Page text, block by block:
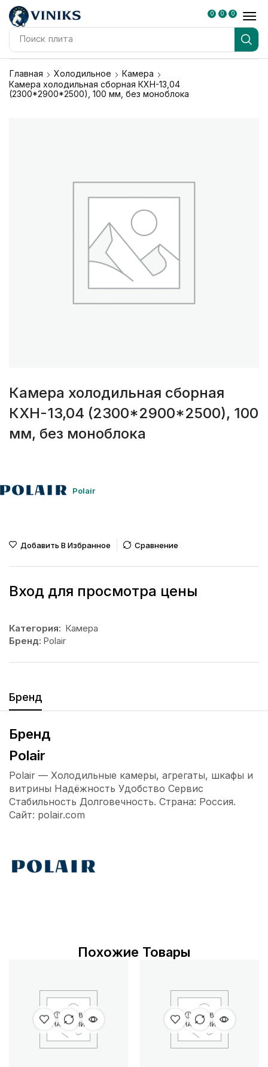
Поиск плита
0 0 0
Главная Холодильное
Камера
Камера холодильная сборная КХН-13,04
(2300*2900*2500), 100 мм, без моноблока
Камера холодильная сборная
КХН-13,04 (2300*2900*2500), 100
мм, без моноблока
Polair
Добавить В Избранное Сравнение
Вход для просмотра цены
Категория: Камера
Бренд: Polair
Бренд
Бренд
Polair
Polair — Холодильные камеры, агрегаты, шкафы и
витрины Надёжность Удобство Сервис
Стабильность Долговечность. Страна: Россия.
Сайт: polair.com
Похожие Товары
НЕТ В
НАЛИЧИИ
НЕТ В
НАЛИЧИИ